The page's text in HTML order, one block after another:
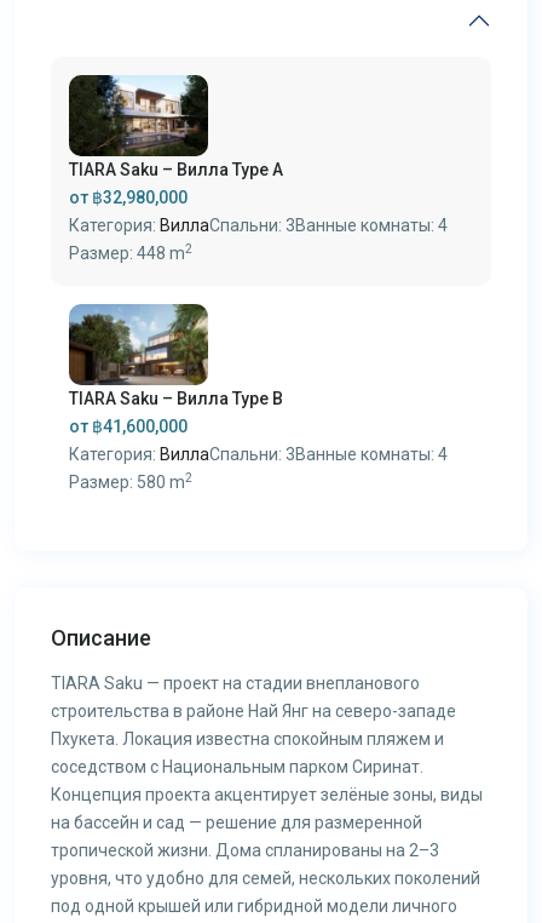
TIARA Saku – Вилла Type A
от ฿32,980,000
Категория: ВиллаСпальни: 3Ванные комнаты: 4
Размер: 448 m2
TIARA Saku – Вилла Type B
от ฿41,600,000
Категория: ВиллаСпальни: 3Ванные комнаты: 4
Размер: 580 m2
Описание
TIARA Saku — проект на стадии внепланового
строительства в районе Най Янг на северо-западе
Пхукета. Локация известна спокойным пляжем и
соседством с Национальным парком Сиринат.
Концепция проекта акцентирует зелёные зоны, виды
на бассейн и сад — решение для размеренной
тропической жизни. Дома спланированы на 2–3
уровня, что удобно для семей, нескольких поколений
под одной крышей или гибридной модели личного